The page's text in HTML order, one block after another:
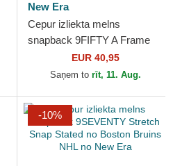
New Era
Cepur izliekta melns
snapback 9FIFTY A Frame
Precurved Hardwood
Classics no Chicago Bulls
EUR 40,95
Saņem to rīt, 11. Aug.
-10%